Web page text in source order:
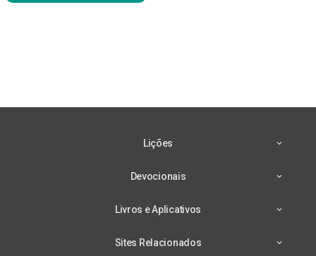
Lições
Devocionais
Livros e Aplicativos
Sites Relacionados